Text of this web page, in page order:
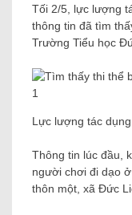
Tối 2/5, lực lượng
thông tin đã tìm
Trường Tiểu học
Lực lượng tác
Thông tin lúc đầu,
người chơi đi dạo
thôn một, xã Đức